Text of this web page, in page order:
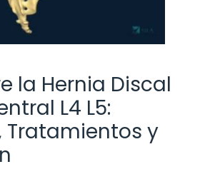
la Hernia Discal
L4 L5:
Tratamientos y